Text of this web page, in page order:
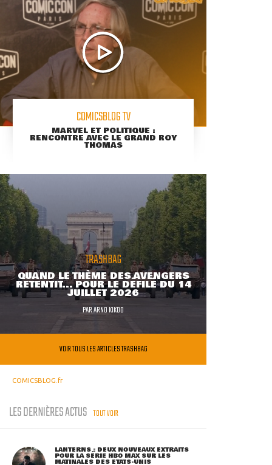
COMICSBLOG TV
MARVEL ET POLITIQUE :
RENCONTRE AVEC LE GRAND ROY
THOMAS
TRASHBAG
QUAND LE THÈME DES AVENGERS
RETENTIT... POUR LE DÉFILÉ DU 14
JUILLET 2026
PARARNO KIKOO
VOIR TOUS LES ARTICLES TRASHBAG
COMICSBLOG.fr
LES DERNIÈRES ACTUS TOUT VOIR
LANTERNS : DEUX NOUVEAUX EXTRAITS
POUR LA SÉRIE HBO MAX SUR LES
MATINALES DES ETATS-UNIS